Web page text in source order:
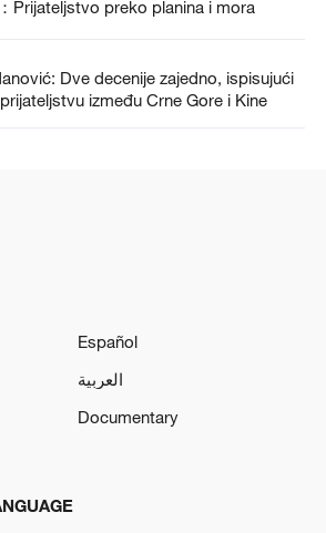
Prijateljstvo preko planina i mora
Dve decenije zajedno, ispisujući
između Crne Gore i Kine
Español
العربية
Documentary